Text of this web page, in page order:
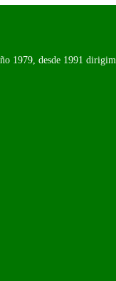
1979, desde 1991